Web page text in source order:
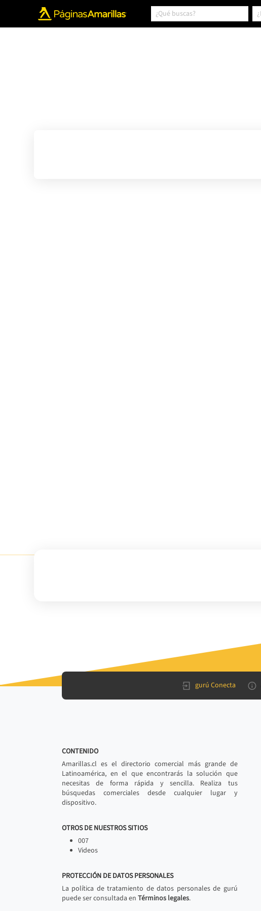
gurú Conecta
CONTENIDO
Amarillas.cl es el directorio comercial más grande de
Latinoamérica, en el que encontrarás la solución que
necesitas de forma rápida y sencilla. Realiza tus
búsquedas comerciales desde cualquier lugar y
dispositivo.
OTROS DE NUESTROS SITIOS
007
Videos
PROTECCIÓN DE DATOS PERSONALES
La política de tratamiento de datos personales de gurú
puede ser consultada en Términos legales.